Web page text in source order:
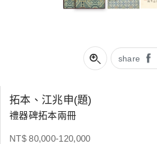
share
拓本、江兆申(題)
禮器碑拓本兩冊
NT$ 80,000-120,000